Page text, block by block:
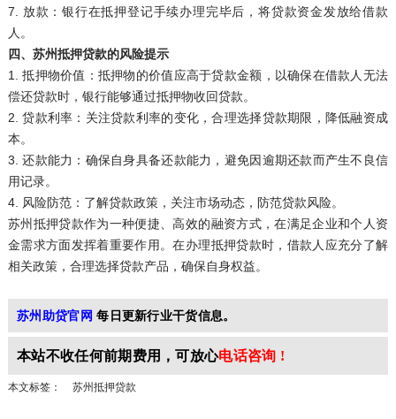
7. 放款：银行在抵押登记手续办理完毕后，将贷款资金发放给借款
人。
四、苏州抵押贷款的风险提示
1. 抵押物价值：抵押物的价值应高于贷款金额，以确保在借款人无法
偿还贷款时，银行能够通过抵押物收回贷款。
2. 贷款利率：关注贷款利率的变化，合理选择贷款期限，降低融资成
本。
3. 还款能力：确保自身具备还款能力，避免因逾期还款而产生不良信
用记录。
4. 风险防范：了解贷款政策，关注市场动态，防范贷款风险。
苏州抵押贷款作为一种便捷、高效的融资方式，在满足企业和个人资
金需求方面发挥着重要作用。在办理抵押贷款时，借款人应充分了解
相关政策，合理选择贷款产品，确保自身权益。
苏州助贷官网 每日更新行业干货信息。
本站不收任何前期费用，可放心电话咨询 !
本文标签： 苏州抵押贷款